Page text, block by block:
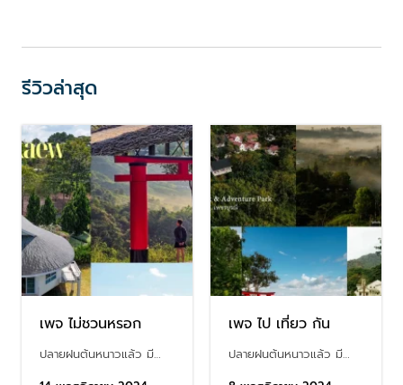
รีวิวล่าสุด
เพจ ไม่ชวนหรอก
ปลายฝนต้นหนาวแล้ว มี…
เพจ ไป เที่ยว กัน
ปลายฝนต้นหนาวแล้ว มี…